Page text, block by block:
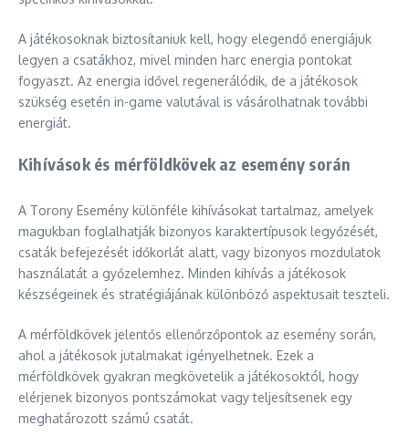
A játékosoknak biztosítaniuk kell, hogy elegendő energiájuk
legyen a csatákhoz, mivel minden harc energia pontokat
fogyaszt. Az energia idővel regenerálódik, de a játékosok
szükség esetén in-game valutával is vásárolhatnak további
energiát.
Kihívások és mérföldkövek az esemény során
A Torony Esemény különféle kihívásokat tartalmaz, amelyek
magukban foglalhatják bizonyos karaktertípusok legyőzését,
csaták befejezését időkorlát alatt, vagy bizonyos mozdulatok
használatát a győzelemhez. Minden kihívás a játékosok
készségeinek és stratégiájának különböző aspektusait teszteli.
A mérföldkövek jelentős ellenőrzőpontok az esemény során,
ahol a játékosok jutalmakat igényelhetnek. Ezek a
mérföldkövek gyakran megkövetelik a játékosoktól, hogy
elérjenek bizonyos pontszámokat vagy teljesítsenek egy
meghatározott számú csatát.